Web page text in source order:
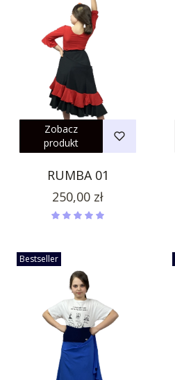
Zobacz
produkt
RUMBA 01
Cena
250,00 zł
Bestseller